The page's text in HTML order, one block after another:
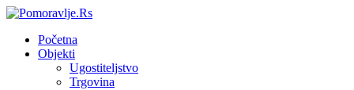
Početna
Objekti
Ugostiteljstvo
Trgovina